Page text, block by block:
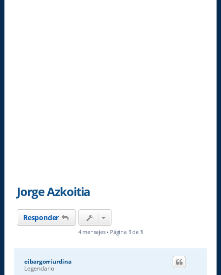
Jorge Azkoitia
Responder
4 mensajes • Página 1 de 1
eibargorriurdina
Legendario